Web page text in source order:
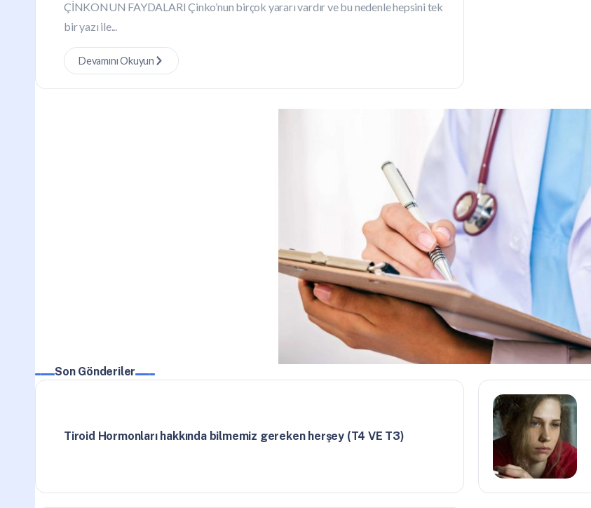
ÇİNKONUN FAYDALARI Çinko’nun birçok yararı vardır ve bu nedenle hepsini tek
bir yazı ile...
Devamını Okuyun
Son Gönderiler
Tiroid Hormonları hakkında bilmemiz gereken herşey (T4 VE T3)